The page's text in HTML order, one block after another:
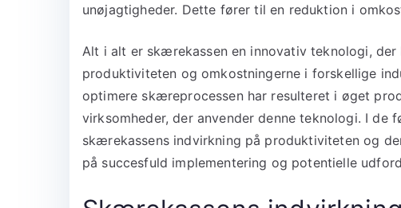
unøjagtigheder. Dette fører til en reduktion i
Alt i alt er skærekassen en innovativ teknologi,
produktiviteten og omkostningerne i forskellige
optimere skæreprocessen har resulteret i øget
virksomheder, der anvender denne teknologi. I de
skærekassens indvirkning på produktiviteten og
på succesfuld implementering og potentielle